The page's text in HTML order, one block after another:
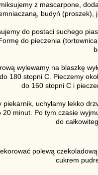
z mascarpone,
budyń (proszek),
do postaci suchego
do pieczenia
wylewamy na blaszkę
180 stopni C. Pieczemy
do 160 stopni C i
piekarnik, uchylamy lekko
20 minut. Po tym czasie
do
polewą
cukrem